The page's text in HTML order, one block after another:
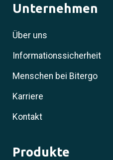
Unternehmen
Über uns
Informationssicherheit
Menschen bei Bitergo
Karriere
Kontakt
Produkte